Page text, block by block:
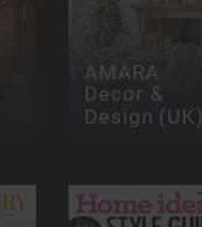
AMARA
Decor &
Design (UK)